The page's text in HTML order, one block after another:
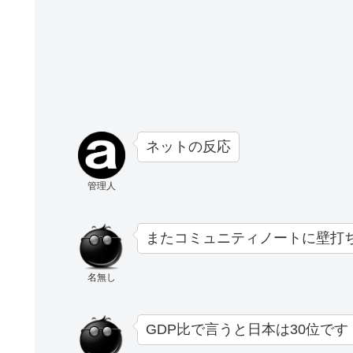
管理人
ネットの反応
名無し
またコミュニティノートに壁打
GDP比で言うと日本は30位です